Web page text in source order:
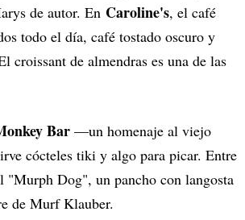
de autor. En Caroline's, el café
todo el día, café tostado oscuro y
croissant de almendras es una de las
Bar —un homenaje al viejo
cócteles tiki y algo para picar. Entre
"Murph Dog", un pancho con langosta
de Murf Klauber.